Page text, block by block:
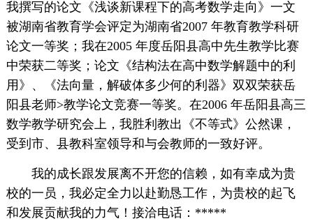
我撰写的论文《浅谈新课程下的高考数学走向》一文
被湖南省教育学会评定为湖南省2007 年教育教学科研
论文一等奖；我在2005 年度岳阳县高中先生教学比赛
中荣获二等奖；论文《结构法在高中数学解题中的利
用》、《法向量，解破体多少何的利器》双双荣获岳
阳县老师>教学论文竞赛一等奖。在2006 年岳阳县高三
数学教学研究会上，我胜利教出《不等式》公然课，
受到市、县教科室领导和与会教师的一致好评。
我的成长跟发展离不开您的信赖，如有幸成为贵
校的一员，我必定全力以赴勤恳工作，为贵校的起飞
和发展贡献我的力气！接洽电话：*****